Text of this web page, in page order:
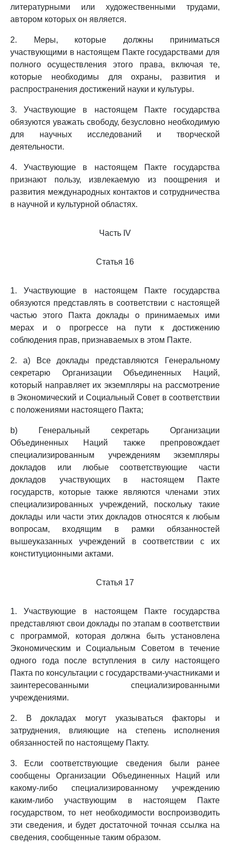
литературными или художественными трудами,
автором которых он является.
2. Меры, которые должны приниматься
участвующими в настоящем Пакте государствами для
полного осуществления этого права, включая те,
которые необходимы для охраны, развития и
распространения достижений науки и культуры.
3. Участвующие в настоящем Пакте государства
обязуются уважать свободу, безусловно необходимую
для научных исследований и творческой
деятельности.
4. Участвующие в настоящем Пакте государства
признают пользу, извлекаемую из поощрения и
развития международных контактов и сотрудничества
в научной и культурной областях.
Часть IV
Статья 16
1. Участвующие в настоящем Пакте государства
обязуются представлять в соответствии с настоящей
частью этого Пакта доклады о принимаемых ими
мерах и о прогрессе на пути к достижению
соблюдения прав, признаваемых в этом Пакте.
2. a) Все доклады представляются Генеральному
секретарю Организации Объединенных Наций,
который направляет их экземпляры на рассмотрение
в Экономический и Социальный Совет в соответствии
с положениями настоящего Пакта;
b) Генеральный секретарь Организации
Объединенных Наций также препровождает
специализированным учреждениям экземпляры
докладов или любые соответствующие части
докладов участвующих в настоящем Пакте
государств, которые также являются членами этих
специализированных учреждений, поскольку такие
доклады или части этих докладов относятся к любым
вопросам, входящим в рамки обязанностей
вышеуказанных учреждений в соответствии с их
конституционными актами.
Статья 17
1. Участвующие в настоящем Пакте государства
представляют свои доклады по этапам в соответствии
с программой, которая должна быть установлена
Экономическим и Социальным Советом в течение
одного года после вступления в силу настоящего
Пакта по консультации с государствами-участниками и
заинтересованными специализированными
учреждениями.
2. В докладах могут указываться факторы и
затруднения, влияющие на степень исполнения
обязанностей по настоящему Пакту.
3. Если соответствующие сведения были ранее
сообщены Организации Объединенных Наций или
какому-либо специализированному учреждению
каким-либо участвующим в настоящем Пакте
государством, то нет необходимости воспроизводить
эти сведения, и будет достаточной точная ссылка на
сведения, сообщенные таким образом.